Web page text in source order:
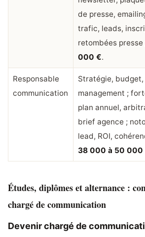
de presse,
trafic, leads,
retombées presse
000 €.
Responsable
communication
Stratégie, budget,
management ;
plan annuel,
brief agence ;
lead, ROI,
38 000 à 50 000
Études, diplômes et alternance :
chargé de communication
Devenir chargé de